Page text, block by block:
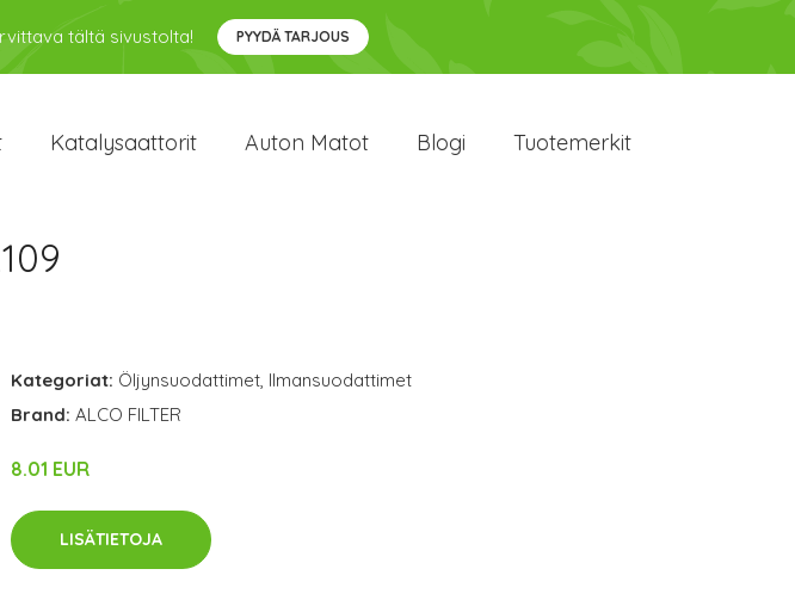
tältä sivustolta! PYYDÄ TARJOUS
Katalysaattorit Auton Matot Blogi Tuotemerkit
Kategoriat: Öljynsuodattimet, Ilmansuodattimet
Brand: ALCO FILTER
8.01 EUR
LISÄTIETOJA